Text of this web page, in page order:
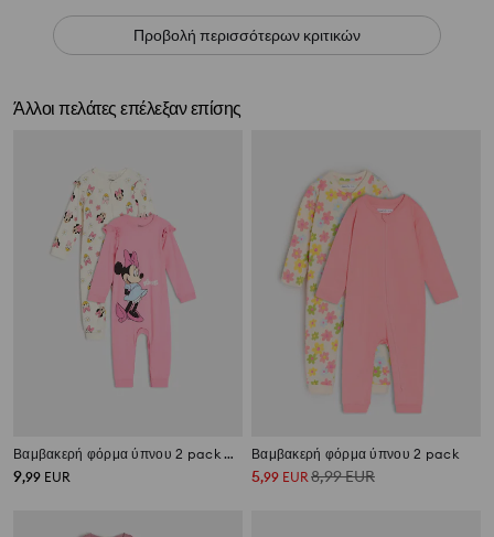
Προβολή περισσότερων κριτικών
Άλλοι πελάτες επέλεξαν επίσης
Βαμβακερή φόρμα ύπνου 2 pack Minnie and Daisy
9,99 EUR
Βαμβακερή φόρμα ύπνου 2 pack
5,99 EUR8,99EUR